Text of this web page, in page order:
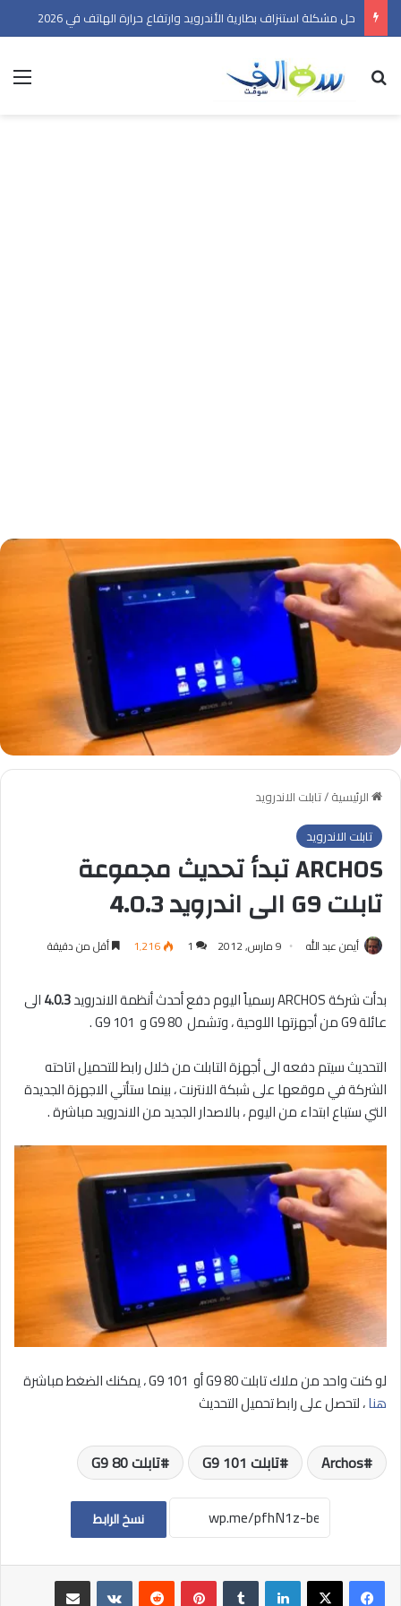
حل مشكلة استنزاف بطارية الأندرويد وارتفاع حرارة الهاتف في 2026
بحث عن
الرئيسية/تابلت الاندرويد
تابلت الاندرويد
ARCHOS تبدأ تحديث مجموعة
تابلت G9 الى اندرويد 4.0.3
أيمن عبد الله 9 مارس, 2012 1 1٬216 أقل من دقيقة
بدأت شركة ARCHOS رسمياً اليوم دفع أحدث أنظمة الاندرويد 4.0.3الى
عائلة G9 من أجهزتها اللوحية ، وتشمل 80 G9 و 101 G9 .
التحديث سيتم دفعه الى أجهزة التابلت من خلال رابط للتحميل اتاحته
الشركة في موقعها على شبكة الانترنت ، بينما ستأتي الاجهزة الجديدة
التي ستباع ابتداء من اليوم ، بالاصدار الجديد من الاندرويد مباشرة .
لو كنت واحد من ملاك تابلت 80 G9 أو 101 G9 ، يمكنك الضغط مباشرة
هنا، لتحصل على رابط تحميل التحديث
Archos تابلت 101 G9 تابلت 80 G9
نسخ الرابط
لينكدإن بينتيريست مشاركة عبر البريد